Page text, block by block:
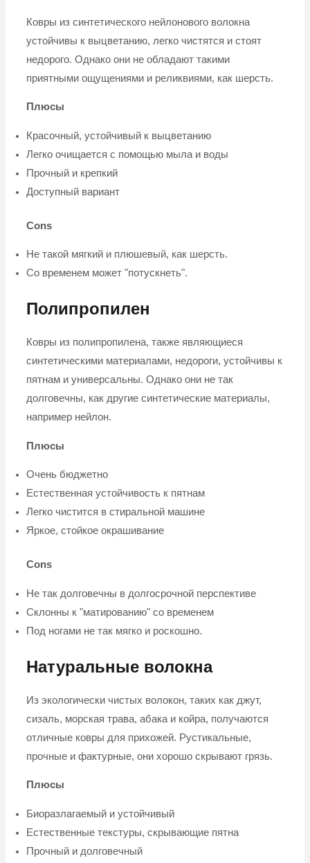
Ковры из синтетического нейлонового волокна
устойчивы к выцветанию, легко чистятся и стоят
недорого. Однако они не обладают такими
приятными ощущениями и реликвиями, как шерсть.
Плюсы
Красочный, устойчивый к выцветанию
Легко очищается с помощью мыла и воды
Прочный и крепкий
Доступный вариант
Cons
Не такой мягкий и плюшевый, как шерсть.
Со временем может "потускнеть".
Полипропилен
Ковры из полипропилена, также являющиеся
синтетическими материалами, недороги, устойчивы к
пятнам и универсальны. Однако они не так
долговечны, как другие синтетические материалы,
например нейлон.
Плюсы
Очень бюджетно
Естественная устойчивость к пятнам
Легко чистится в стиральной машине
Яркое, стойкое окрашивание
Cons
Не так долговечны в долгосрочной перспективе
Склонны к "матированию" со временем
Под ногами не так мягко и роскошно.
Натуральные волокна
Из экологически чистых волокон, таких как джут,
сизаль, морская трава, абака и койра, получаются
отличные ковры для прихожей. Рустикальные,
прочные и фактурные, они хорошо скрывают грязь.
Плюсы
Биоразлагаемый и устойчивый
Естественные текстуры, скрывающие пятна
Прочный и долговечный